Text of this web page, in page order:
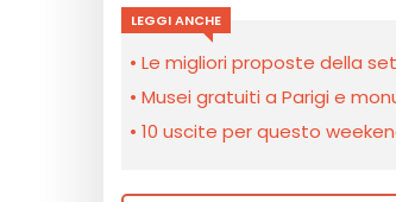
LEGGI ANCHE
Le migliori proposte della
Musei gratuiti a Parigi e
10 uscite per questo